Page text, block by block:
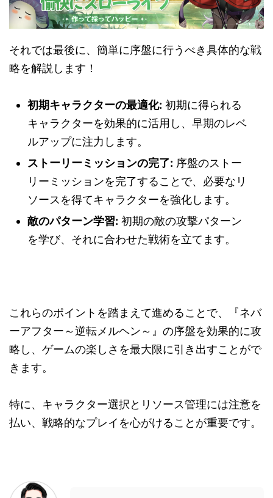
それでは最後に、簡単に序盤に行うべき具体的な戦
略を解説します！
初期キャラクターの最適化: 初期に得られる
キャラクターを効果的に活用し、早期のレベ
ルアップに注力します。
ストーリーミッションの完了: 序盤のストー
リーミッションを完了することで、必要なリ
ソースを得てキャラクターを強化します。
敵のパターン学習: 初期の敵の攻撃パターン
を学び、それに合わせた戦術を立てます。
これらのポイントを踏まえて進めることで、『ネバ
ーアフター～逆転メルヘン～』の序盤を効果的に攻
略し、ゲームの楽しさを最大限に引き出すことがで
きます。
特に、キャラクター選択とリソース管理には注意を
払い、戦略的なプレイを心がけることが重要です。